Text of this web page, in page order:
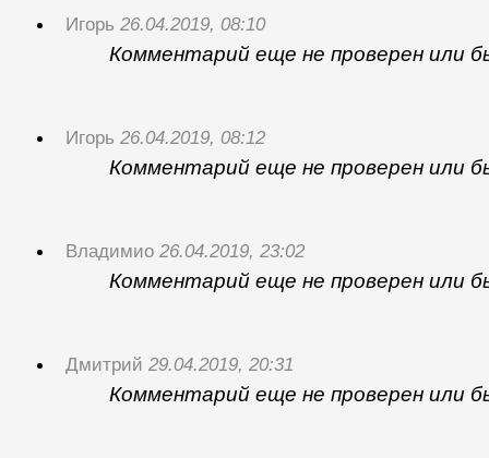
Игорь 26.04.2019, 08:10
Комментарий еще не проверен или
Игорь 26.04.2019, 08:12
Комментарий еще не проверен или
Владимио 26.04.2019, 23:02
Комментарий еще не проверен или
Дмитрий 29.04.2019, 20:31
Комментарий еще не проверен или